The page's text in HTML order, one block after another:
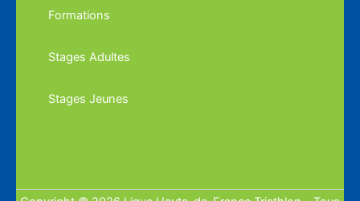
Formations
Stages Adultes
Stages Jeunes